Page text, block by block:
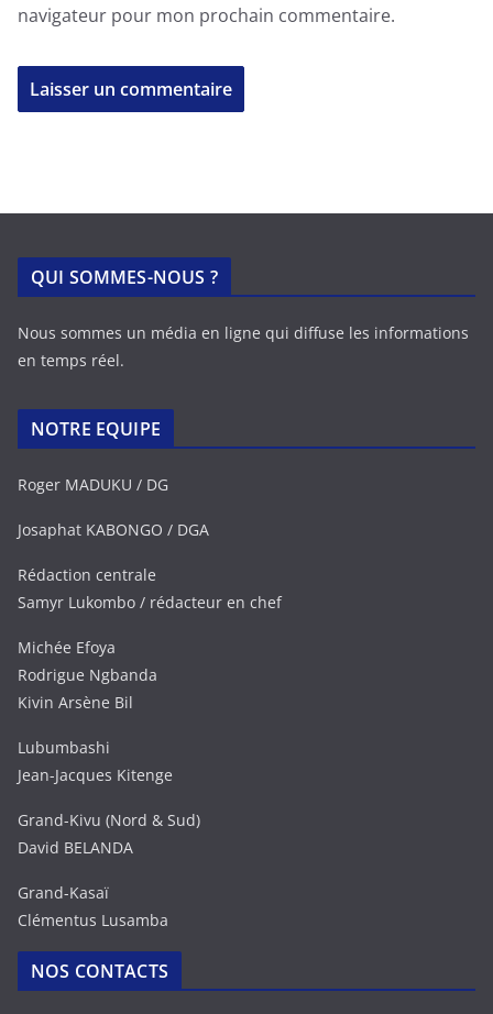
navigateur pour mon prochain commentaire.
QUI SOMMES-NOUS ?
Nous sommes un média en ligne qui diffuse les informations
en temps réel.
NOTRE EQUIPE
Roger MADUKU / DG
Josaphat KABONGO / DGA
Rédaction centrale
Samyr Lukombo / rédacteur en chef
Michée Efoya
Rodrigue Ngbanda
Kivin Arsène Bil
Lubumbashi
Jean-Jacques Kitenge
Grand-Kivu (Nord & Sud)
David BELANDA
Grand-Kasaï
Clémentus Lusamba
NOS CONTACTS